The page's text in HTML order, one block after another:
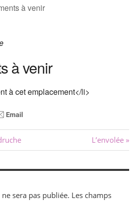
à venir
à venir
à cet emplacement</li>
Next
Post:
L’envolée
sera pas publiée. Les champs